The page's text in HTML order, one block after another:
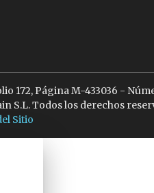
172, Página M-433036 -
S.L. Todos los derechos
Sitio